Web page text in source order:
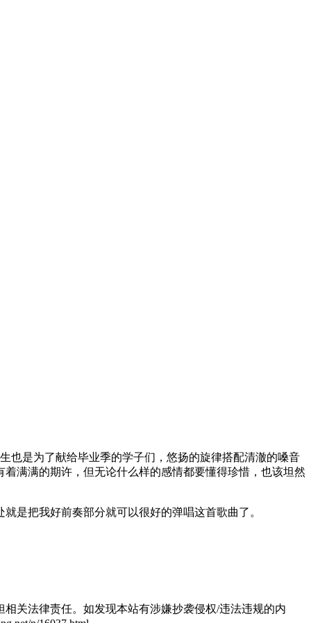
也是为了献给毕业季的学子们，悠扬的旋律搭配清澈的嗓音
满满的期许，但无论什么样的感情都要懂得珍惜，也该坦然
是把我好前奏部分就可以很好的弹唱这首歌曲了。
关法律责任。如发现本站有涉嫌抄袭侵权/违法违规的内